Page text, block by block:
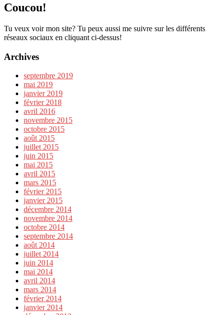
Coucou!
Tu veux voir mon site? Tu peux aussi me suivre sur les différents
réseaux sociaux en cliquant ci-dessus!
Archives
septembre 2019
mai 2019
janvier 2019
février 2018
avril 2016
novembre 2015
octobre 2015
août 2015
juillet 2015
juin 2015
mai 2015
avril 2015
mars 2015
février 2015
janvier 2015
décembre 2014
novembre 2014
octobre 2014
septembre 2014
août 2014
juillet 2014
juin 2014
mai 2014
avril 2014
mars 2014
février 2014
janvier 2014